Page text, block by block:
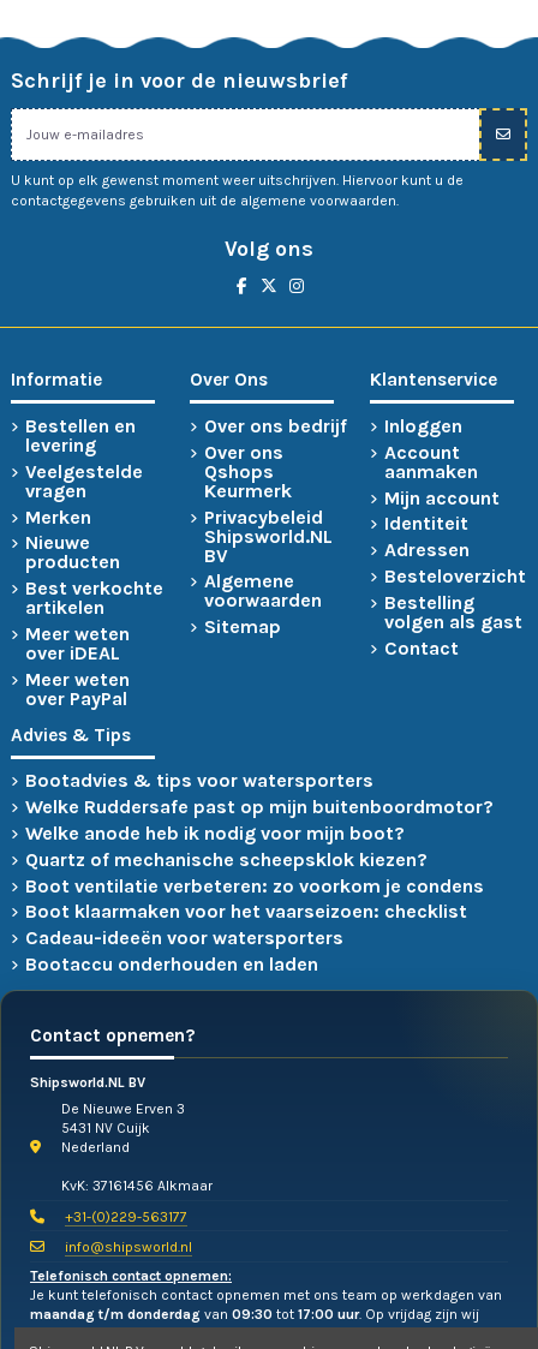
Schrijf je in voor de nieuwsbrief
U kunt op elk gewenst moment weer uitschrijven. Hiervoor kunt u de
contactgegevens gebruiken uit de algemene voorwaarden.
Volg ons
Informatie
Bestellen en
levering
Veelgestelde
vragen
Merken
Nieuwe
producten
Best verkochte
artikelen
Meer weten
over iDEAL
Meer weten
over PayPal
Over Ons
Over ons bedrijf
Over ons
Qshops
Keurmerk
Privacybeleid
Shipsworld.NL
BV
Algemene
voorwaarden
Sitemap
Klantenservice
Inloggen
Account
aanmaken
Mijn account
Identiteit
Adressen
Besteloverzicht
Bestelling
volgen als gast
Contact
Advies & Tips
Bootadvies & tips voor watersporters
Welke Ruddersafe past op mijn buitenboordmotor?
Welke anode heb ik nodig voor mijn boot?
Quartz of mechanische scheepsklok kiezen?
Boot ventilatie verbeteren: zo voorkom je condens
Boot klaarmaken voor het vaarseizoen: checklist
Cadeau-ideeën voor watersporters
Bootaccu onderhouden en laden
Contact opnemen?
Shipsworld.NL BV
De Nieuwe Erven 3
5431 NV Cuijk
Nederland
KvK: 37161456 Alkmaar
+31-(0)229-563177
info@shipsworld.nl
Telefonisch contact opnemen:
Je kunt telefonisch contact opnemen met ons team op werkdagen van
maandag t/m donderdag van 09:30 tot 17:00 uur. Op vrijdag zijn wij